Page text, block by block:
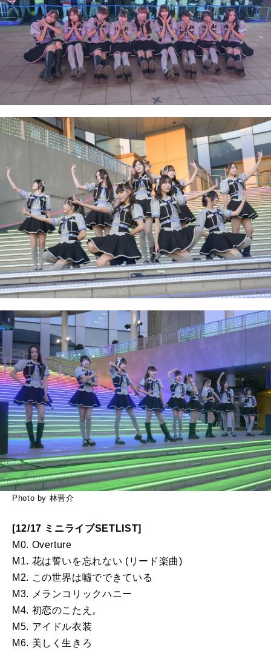
Photo by 林晋介
[12/17 ミニライブSETLIST]
M0. Overture
M1. 花は誓いを忘れない (リード楽曲)
M2. この世界は噓でできている
M3. メランコリックハニー
M4. 初恋のこたえ。
M5. アイドル衣装
M6. 美しく生きろ